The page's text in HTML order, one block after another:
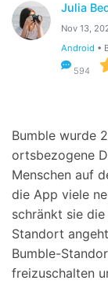
Suchen
Julia
Nov 13,
Android •
594
Bumble wurde
ortsbezogene
Menschen auf
die App viele
schränkt sie
Standort
Bumble-
freizuschalten